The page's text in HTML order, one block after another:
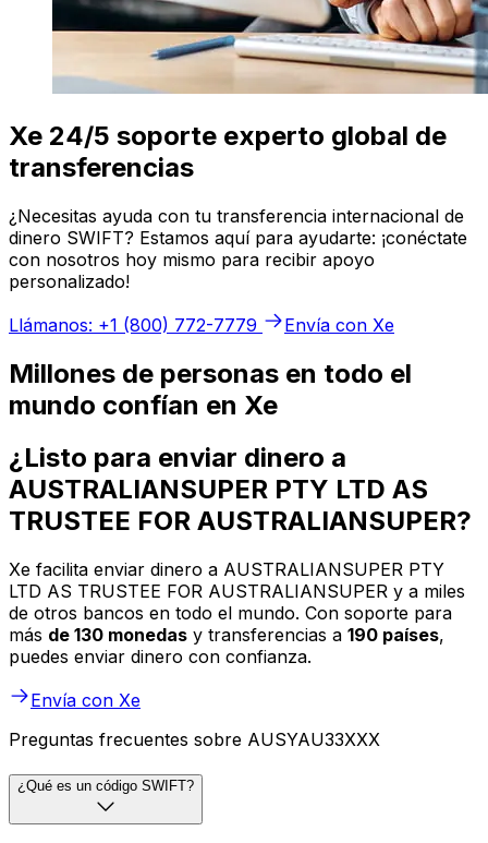
Xe 24/5 soporte experto global de
transferencias
¿Necesitas ayuda con tu transferencia internacional de
dinero SWIFT? Estamos aquí para ayudarte: ¡conéctate
con nosotros hoy mismo para recibir apoyo
personalizado!
Llámanos: +1 (800) 772-7779
Envía con Xe
Millones de personas en todo el
mundo confían en Xe
¿Listo para enviar dinero a
AUSTRALIANSUPER PTY LTD AS
TRUSTEE FOR AUSTRALIANSUPER?
Xe facilita enviar dinero a AUSTRALIANSUPER PTY
LTD AS TRUSTEE FOR AUSTRALIANSUPER y a miles
de otros bancos en todo el mundo. Con soporte para
más de 130 monedas y transferencias a 190 países,
puedes enviar dinero con confianza.
Envía con Xe
Preguntas frecuentes sobre AUSYAU33XXX
¿Qué es un código SWIFT?